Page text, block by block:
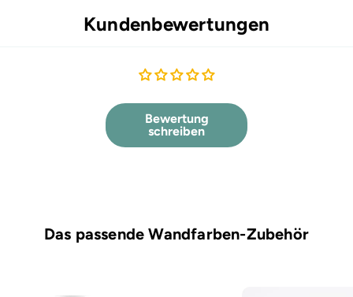
Kundenbewertungen
Bewertung
schreiben
Das passende Wandfarben-Zubehör